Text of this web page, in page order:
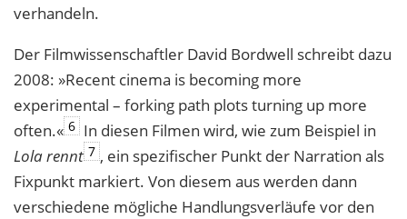
verhandeln.
Der Filmwissenschaftler David Bordwell schreibt dazu
2008: »Recent cinema is becoming more
experimental – forking path plots turning up more
often.« 6 In diesen Filmen wird, wie zum Beispiel in
Lola rennt 7 , ein spezifischer Punkt der Narration als
Fixpunkt markiert. Von diesem aus werden dann
verschiedene mögliche Handlungsverläufe vor den